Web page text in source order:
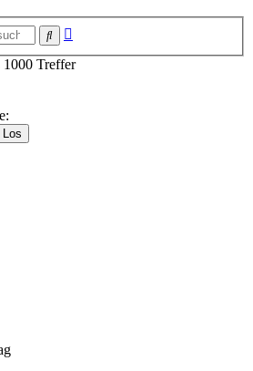
Suche
1000 Treffer